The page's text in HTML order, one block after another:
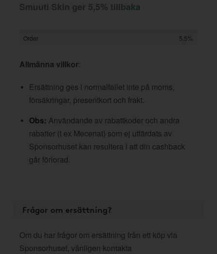
Smuuti Skin ger 5,5% tillbaka
Order 5,5%
Allmänna villkor:
Ersättning ges i normalfallet inte på moms,
försäkringar, presentkort och frakt.
Obs: Användande av rabattkoder och andra
rabatter (t ex Mecenat) som ej utfärdats av
Sponsorhuset kan resultera i att din cashback
går förlorad.
Frågor om ersättning?
Om du har frågor om ersättning från ett köp via
Sponsorhuset, vänligen kontakta